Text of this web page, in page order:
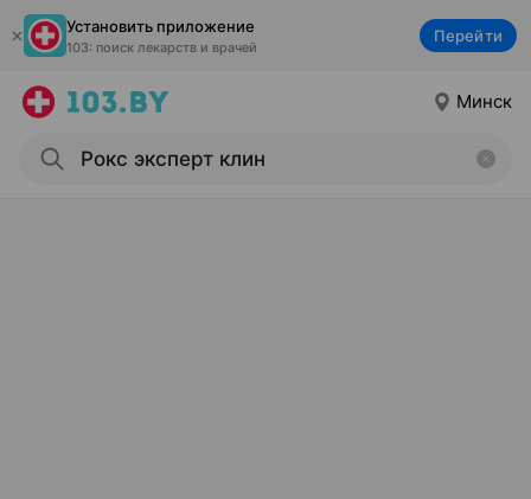
Установить приложение
103: поиск лекарств и врачей
Перейти
Минск